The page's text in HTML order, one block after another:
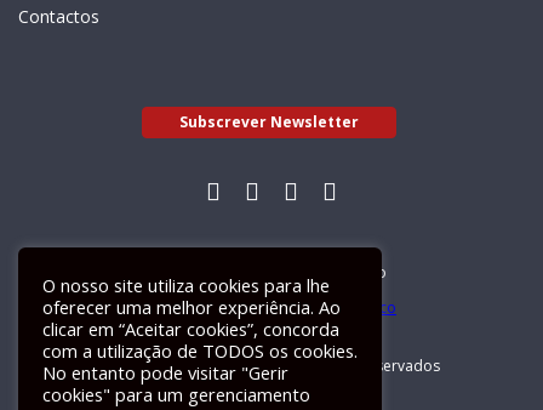
Contactos
Subscrever Newsletter
Livro de Reclamações Electrónico
GALILEU 2026 © Todos os direitos reservados
O nosso site utiliza cookies para lhe
oferecer uma melhor experiência. Ao
clicar em “Aceitar cookies”, concorda
com a utilização de TODOS os cookies.
No entanto pode visitar "Gerir
cookies" para um gerenciamento